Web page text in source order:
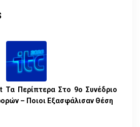
Τα Περίπτερα Στο 9ο Συνέδριο
– Ποιοι Εξασφάλισαν Θέση